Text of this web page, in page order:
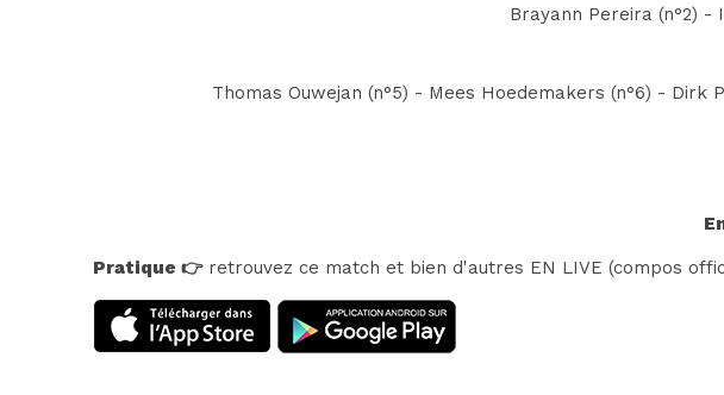
Brayann Pereira (n°2) -
Thomas Ouwejan (n°5) - Mees Hoedemakers (n°6) - Dirk
Pratique 👉retrouvez ce match et bien d'autres EN LIVE (compos